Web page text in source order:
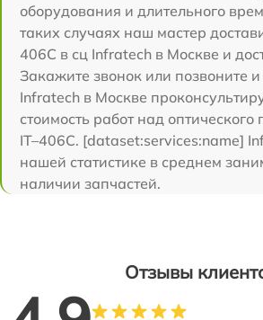
оборудования и длительного
таких случаях наш мастер
406С в сц Infratech в Москве и
Закажите звонок или позвоните
Infratech в Москве
стоимость работ над
IT–406С. [dataset:services:name]
нашей статистике в среднем
наличии запчастей.
Отзывы